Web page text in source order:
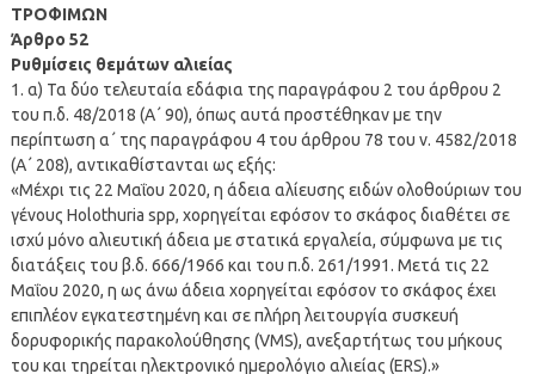
ΤΡΟΦΙΜΩΝ
Άρθρο 52
Ρυθμίσεις θεμάτων αλιείας
1. α) Τα δύο τελευταία εδάφια της παραγράφου 2 του άρθρου 2
του π.δ. 48/2018 (Α΄ 90), όπως αυτά προστέθηκαν με την
περίπτωση α΄ της παραγράφου 4 του άρθρου 78 του ν. 4582/2018
(Α΄ 208), αντικαθίστανται ως εξής:
«Μέχρι τις 22 Μαΐου 2020, η άδεια αλίευσης ειδών ολοθούριων του
γένους Holothuria spp, χορηγείται εφόσον το σκάφος διαθέτει σε
ισχύ μόνο αλιευτική άδεια με στατικά εργαλεία, σύμφωνα με τις
διατάξεις του β.δ. 666/1966 και του π.δ. 261/1991. Μετά τις 22
Μαΐου 2020, η ως άνω άδεια χορηγείται εφόσον το σκάφος έχει
επιπλέον εγκατεστημένη και σε πλήρη λειτουργία συσκευή
δορυφορικής παρακολούθησης (VMS), ανεξαρτήτως του μήκους
του και τηρείται ηλεκτρονικό ημερολόγιο αλιείας (ERS).»